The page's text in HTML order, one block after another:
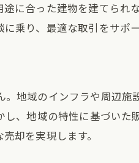
ート
略
サポート
グの土地売却指南
に合った建物を建てられ
乗り、最適な取引をサポー
地域のインフラや周辺施
、地域の特性に基づいた
却を実現します。